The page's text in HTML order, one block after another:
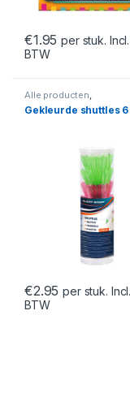
€1.95 per stuk. Incl.
BTW
Alle producten,
Buitenspeelgoed
Gekleurde shuttles 6
€2.95 per stuk. Incl.
BTW